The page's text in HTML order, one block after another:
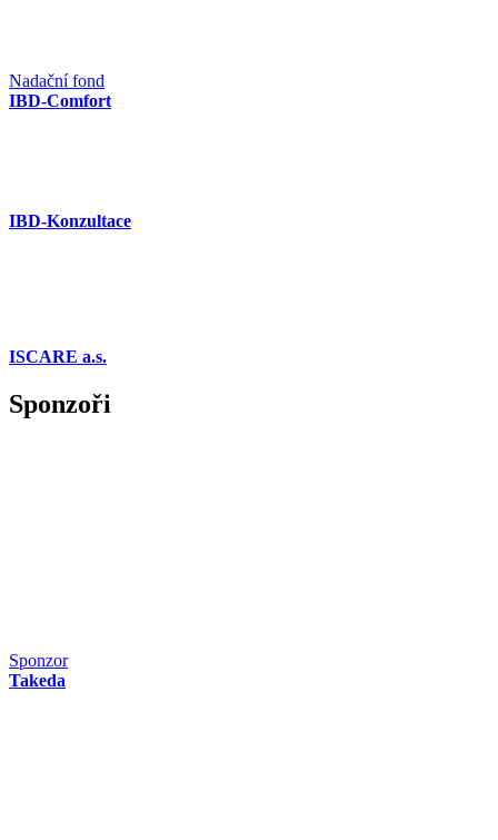
Nadační fond
IBD-Comfort
IBD-Konzultace
ISCARE a.s.
Sponzoři
Sponzor
Takeda